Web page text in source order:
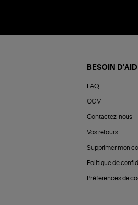
BESOIN
FAQ
CGV
Contactez-nous
Vos retours
Supprimer mon
Politique de
Préférences de